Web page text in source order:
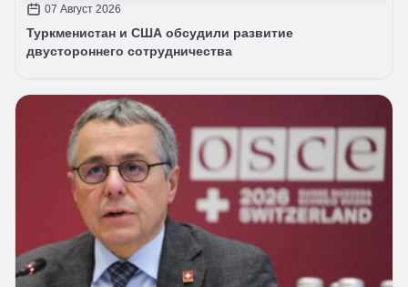
07 Август 2026
Туркменистан и США обсудили развитие
двустороннего сотрудничества